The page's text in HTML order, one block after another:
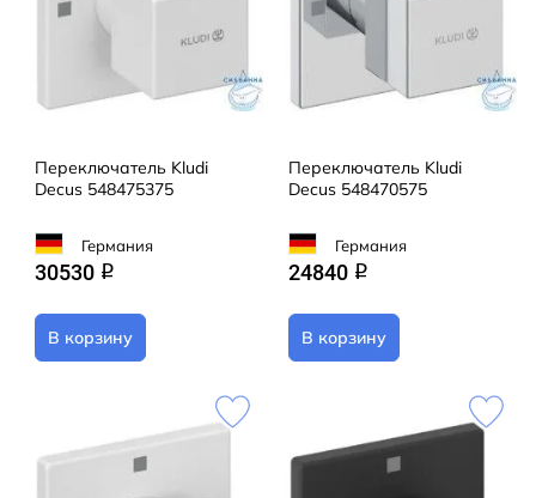
Переключатель Kludi
Decus 548475375
Германия
30530 q
В корзину
Переключатель Kludi
Decus 548470575
Германия
24840 q
В корзину